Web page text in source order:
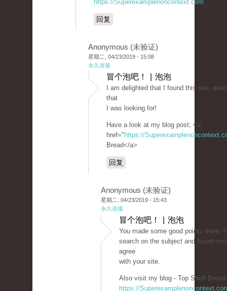
https://Superexamplenoncontext.com
回复
Anonymous (未验证)
星期二, 04/23/2019 - 15:08
永久连接
冒个泡吧！ | 泡泡
I am delighted that I found this site,
that
I was looking for!
Have a look at my blog post; <a
href=" https://
Bread</a>
回复
Anonymous (未验证)
星期二, 04/23/2019 - 15:43
永久连接
冒个泡吧！ | 泡泡
You made some good points there. I
search on the subject and found
agree
with your site.
Also visit my blog - Top Shelf Bread
https://